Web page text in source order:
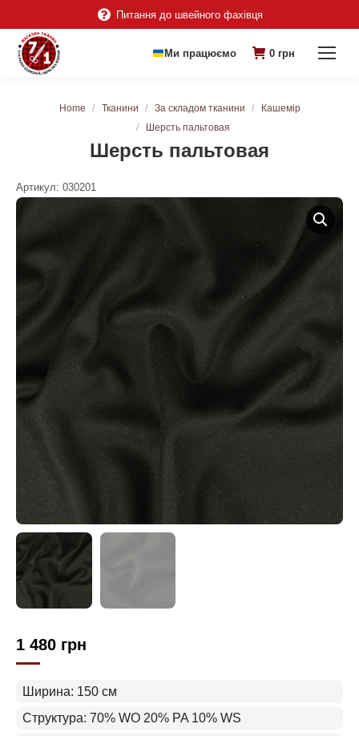
Питання до швейного фахівця
Ми працюємо 0 грн
Шерсть пальтовая
You are here:
Home Тканини За складом тканини
Кашемір
Шерсть пальтовая
Артикул: 030201
1 480 грн
Ширина: 150 см
Структура: 70% WO 20% PA 10% WS